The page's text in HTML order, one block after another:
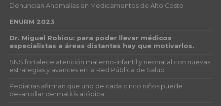
Denuncian Anomalías en Medicamentos de Alto Costo
ENURM 2023
Dr. Miguel Robiou: para poder llevar médicos
especialistas a áreas distantes hay que motivarlos.
SNS fortalece atención materno-infantil y neonatal con nuevas
estrategias y avances en la Red Pública de Salud
Pediatras afirman que uno de cada cinco niños puede
desarrollar dermatitis atópica